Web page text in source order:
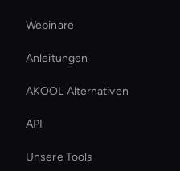
Webinare
Anleitungen
AKOOL Alternativen
API
Unsere Tools